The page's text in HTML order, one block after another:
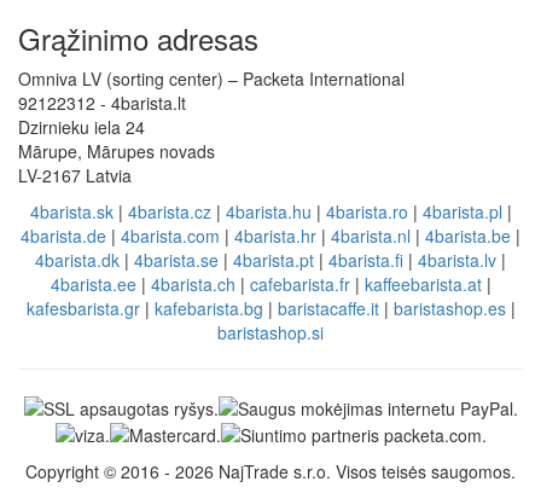
Grąžinimo adresas
Omniva LV (sorting center) – Packeta International
92122312 - 4barista.lt
Dzirnieku iela 24
Mārupe, Mārupes novads
LV-2167 Latvia
4barista.sk| 4barista.cz| 4barista.hu | 4barista.ro | 4barista.pl |
4barista.de | 4barista.com | 4barista.hr | 4barista.nl | 4barista.be |
4barista.dk | 4barista.se | 4barista.pt | 4barista.fi | 4barista.lv |
4barista.ee| 4barista.ch | cafebarista.fr| kaffeebarista.at|
kafesbarista.gr| kafebarista.bg | baristacaffe.it| baristashop.es|
baristashop.si
Copyright © 2016 - 2026 NajTrade s.r.o. Visos teisės saugomos.